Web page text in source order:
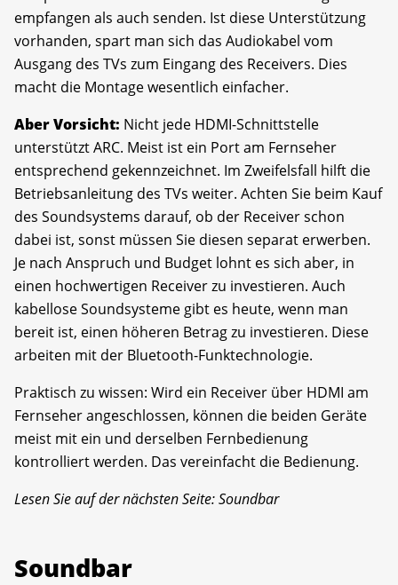
empfangen als auch senden. Ist diese Unterstützung
vorhanden, spart man sich das Audiokabel vom
Ausgang des TVs zum Eingang des Receivers. Dies
macht die Montage wesentlich einfacher.
Aber Vorsicht: Nicht jede HDMI-Schnittstelle
unterstützt ARC. Meist ist ein Port am Fernseher
entsprechend gekennzeichnet. Im Zweifelsfall hilft die
Betriebsanleitung des TVs weiter. Achten Sie beim Kauf
des Soundsystems darauf, ob der Receiver schon
dabei ist, sonst müssen Sie diesen separat erwerben.
Je nach Anspruch und Budget lohnt es sich aber, in
einen hochwertigen Receiver zu investieren. Auch
kabellose Soundsysteme gibt es heute, wenn man
bereit ist, einen höheren Betrag zu investieren. Diese
arbeiten mit der Bluetooth-Funktechnologie.
Praktisch zu wissen: Wird ein Receiver über HDMI am
Fernseher angeschlossen, können die beiden Geräte
meist mit ein und derselben Fernbedienung
kontrolliert werden. Das vereinfacht die Bedienung.
Lesen Sie auf der nächsten Seite: Soundbar
Soundbar